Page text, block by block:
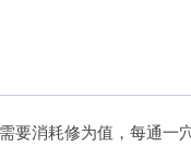
要消耗修为值，每通一